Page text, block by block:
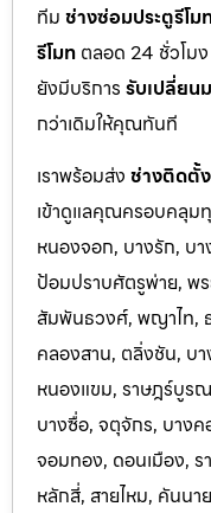
ทีม ช่างซ่อมประตูรีโม
รีโมท ตลอด 24 ชั่วโมง
ยังมีบริการ รับเปลี่ยน
กว่าเดิมให้คุณทันที
เราพร้อมส่ง ช่างติดตั้
เข้าดูแลคุณครอบคลุม
หนองจอก, บางรัก, บ
ป้อมปราบศัตรูพ่าย, พ
สัมพันธวงศ์, พญาไท,
คลองสาน, ตลิ่งชัน, บ
หนองแขม, ราษฎร์บูร
บางซื่อ, จตุจักร, บางค
จอมทอง, ดอนเมือง,
หลักสี่, สายไหม, คันน